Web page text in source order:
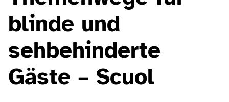
blinde und
sehbehinderte
Gäste – Scuol